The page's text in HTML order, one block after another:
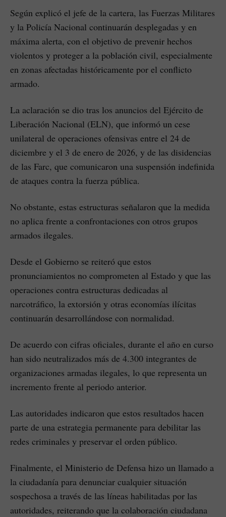
Según explicó el jefe de la cartera, las Fuerzas Militares
y la Policía Nacional continuarán desplegadas y en
máxima alerta, con el objetivo de prevenir hechos
violentos y proteger a la población civil, especialmente
en zonas afectadas históricamente por el conflicto
armado.
La aclaración se dio tras los anuncios del Ejército de
Liberación Nacional (ELN), que informó un cese
unilateral de operaciones ofensivas entre el 24 de
diciembre y el 3 de enero de 2026, y de las disidencias
de las Farc, que comunicaron una suspensión indefinida
de ataques contra la fuerza pública.
No obstante, estas estructuras señalaron que la medida
no aplica frente a confrontaciones con otros grupos
armados ilegales.
Desde el Gobierno se reiteró que estos
pronunciamientos no comprometen al Estado y que las
operaciones contra estructuras dedicadas al
narcotráfico, la extorsión y otras economías ilícitas
continuarán desarrollándose con normalidad.
De acuerdo con cifras oficiales, durante el año en curso
han sido neutralizados más de 4.300 integrantes de
organizaciones armadas ilegales, lo que representa un
incremento frente al periodo anterior.
Las autoridades indicaron que estos resultados hacen
parte de una estrategia permanente para debilitar las
redes criminales y preservar el orden público.
Finalmente, el Ministerio de Defensa hizo un llamado a
la ciudadanía para denunciar cualquier situación
sospechosa a través de las líneas habilitadas por las
autoridades, reiterando que la colaboración ciudadana